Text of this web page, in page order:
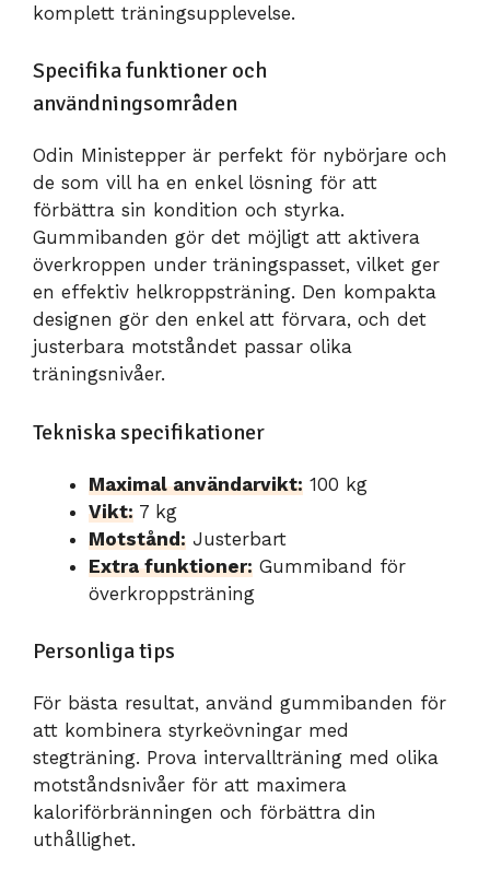
komplett träningsupplevelse.
Specifika funktioner och
användningsområden
Odin Ministepper är perfekt för nybörjare och
de som vill ha en enkel lösning för att
förbättra sin kondition och styrka.
Gummibanden gör det möjligt att aktivera
överkroppen under träningspasset, vilket ger
en effektiv helkroppsträning. Den kompakta
designen gör den enkel att förvara, och det
justerbara motståndet passar olika
träningsnivåer.
Tekniska specifikationer
Maximal användarvikt: 100 kg
Vikt: 7 kg
Motstånd: Justerbart
Extra funktioner: Gummiband för
överkroppsträning
Personliga tips
För bästa resultat, använd gummibanden för
att kombinera styrkeövningar med
stegträning. Prova intervallträning med olika
motståndsnivåer för att maximera
kaloriförbränningen och förbättra din
uthållighet.